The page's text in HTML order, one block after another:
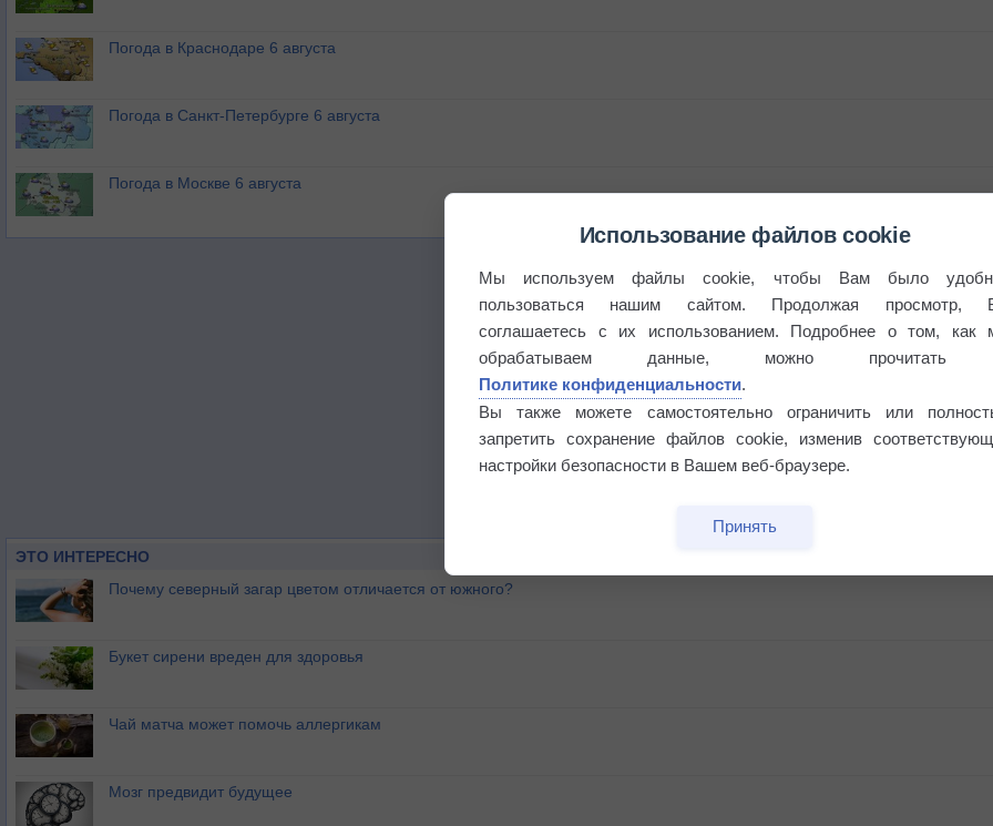
Погода в Краснодаре 6 августа
Погода в Санкт-Петербурге 6 августа
Погода в Москве 6 августа
ЭТО ИНТЕРЕСНО
Почему северный загар цветом отличается от южного?
Букет сирени вреден для здоровья
Чай матча может помочь аллергикам
Мозг предвидит будущее
Использование файлов cookie
Мы используем файлы cookie, чтобы Вам было
пользоваться нашим сайтом. Продолжая просмотр,
соглашаетесь с их использованием. Подробнее о том, как
обрабатываем данные, можно прочитать
Политике конфиденциальности.
Вы также можете самостоятельно ограничить или
запретить сохранение файлов cookie, изменив
настройки безопасности в Вашем веб-браузере.
Принять